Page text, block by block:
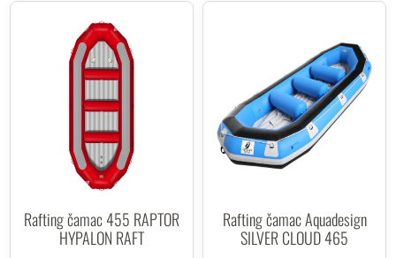
Rafting čamac 455 RAPTOR
HYPALON RAFT
Rafting čamac Aquadesign
SILVER CLOUD 465